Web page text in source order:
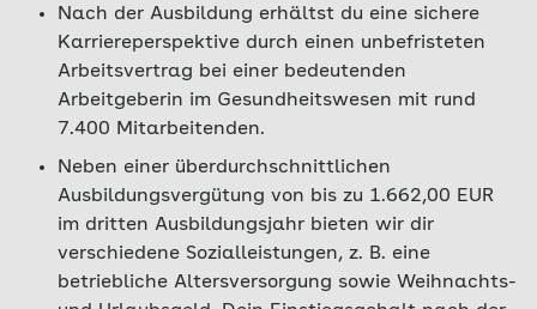
Nach der Ausbildung erhältst du eine sichere
Karriereperspektive durch einen unbefristeten
Arbeitsvertrag bei einer bedeutenden
Arbeitgeberin im Gesundheitswesen mit rund
7.400 Mitarbeitenden.
Neben einer überdurchschnittlichen
Ausbildungsvergütung von bis zu 1.662,00 EUR
im dritten Ausbildungsjahr bieten wir dir
verschiedene Sozialleistungen, z. B. eine
betriebliche Altersversorgung sowie Weihnachts-